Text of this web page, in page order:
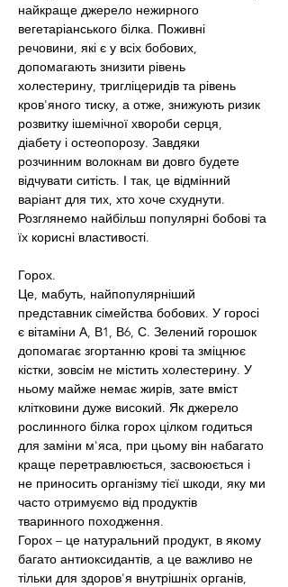
найкраще джерело нежирного
вегетаріанського білка. Поживні
речовини, які є у всіх бобових,
допомагають знизити рівень
холестерину, тригліцеридів та рівень
кров'яного тиску, а отже, знижують ризик
розвитку ішемічної хвороби серця,
діабету і остеопорозу. Завдяки
розчинним волокнам ви довго будете
відчувати ситість. І так, це відмінний
варіант для тих, хто хоче схуднути.
Розглянемо найбільш популярні бобові та
їх корисні властивості.
Горох.
Це, мабуть, найпопулярніший
представник сімейства бобових. У горосі
є вітаміни А, В1, В6, С. Зелений горошок
допомагає згортанню крові та зміцнює
кістки, зовсім не містить холестерину. У
ньому майже немає жирів, зате вміст
клітковини дуже високий. Як джерело
рослинного білка горох цілком годиться
для заміни м'яса, при цьому він набагато
краще перетравлюється, засвоюється і
не приносить організму тієї шкоди, яку ми
часто отримуємо від продуктів
тваринного походження.
Горох – це натуральний продукт, в якому
багато антиоксидантів, а це важливо не
тільки для здоров'я внутрішніх органів,